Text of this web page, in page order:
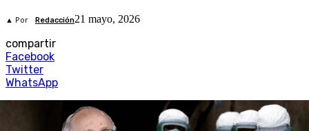
▲ Por Redacción21 mayo, 2026
compartir
Facebook
Twitter
WhatsApp